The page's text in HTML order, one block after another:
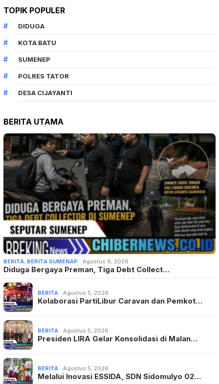
TOPIK POPULER
DIDUGA
KOTA BATU
SUMENEP
POLRES TATOR
DESA CIJAYANTI
BERITA UTAMA
BERITA BERITA SUMENAP Agustus 9, 2026
Diduga Bergaya Preman, Tiga Debt Collect…
BERITA Agustus 5, 2026
Kolaborasi PartiLibur Caravan dan Pemkot…
BERITA Agustus 5, 2026
Presiden LIRA Gelar Konsolidasi di Malan…
BERITA Agustus 5, 2026
Melalui Inovasi ESSIDA, SDN Sidomulyo 02…